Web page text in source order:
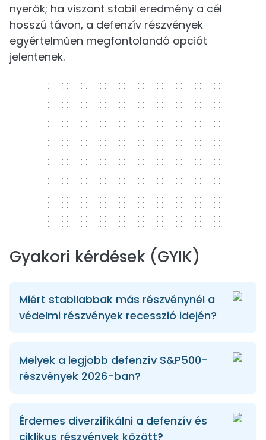
nyerők; ha viszont stabil eredmény a cél
hosszú távon, a defenzív részvények
egyértelműen megfontolandó opciót
jelentenek.
300 x 250
Gyakori kérdések (GYIK)
Miért stabilabbak más részvénynél a
védelmi részvények recesszió idején?
Melyek a legjobb defenzív S&P500-
részvények 2026-ban?
Érdemes diverzifikálni a defenzív és
ciklikus részvények között?